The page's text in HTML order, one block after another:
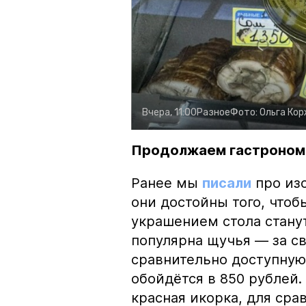
Вчера, 11:00РазноеФото: Ольга
Продолжаем
Ранее мы писали про
они достойны того,
украшением стола
популярна щучья — за
сравнительно
обойдётся в 850
красная икорка, для